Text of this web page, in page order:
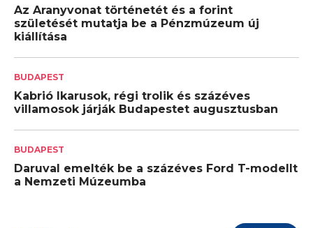
Az Aranyvonat történetét és a forint
születését mutatja be a Pénzmúzeum új
kiállítása
BUDAPEST
Kabrió Ikarusok, régi trolik és százéves
villamosok járják Budapestet augusztusban
BUDAPEST
Daruval emelték be a százéves Ford T-modellt
a Nemzeti Múzeumba